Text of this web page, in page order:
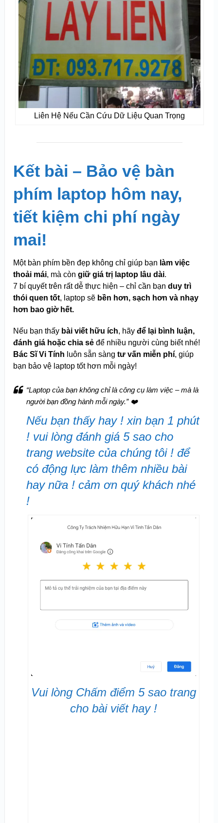
Liên Hệ Nếu Cần Cứu Dữ Liệu Quan Trọng
Kết bài – Bảo vệ bàn
phím laptop hôm nay,
tiết kiệm chi phí ngày
mai!
Một bàn phím bền đẹp không chỉ giúp bạn làm việc
thoải mái, mà còn giữ giá trị laptop lâu dài.
7 bí quyết trên rất dễ thực hiện – chỉ cần bạn duy trì
thói quen tốt, laptop sẽ bền hơn, sạch hơn và nhạy
hơn bao giờ hết.
Nếu bạn thấy bài viết hữu ích, hãy để lại bình luận,
đánh giá hoặc chia sẻđể nhiều người cùng biết nhé!
Bác Sĩ Vi Tính luôn sẵn sàng tư vấn miễn phí, giúp
bạn bảo vệ laptop tốt hơn mỗi ngày!
“Laptop của bạn không chỉ là công cụ làm việc – mà là
người bạn đồng hành mỗi ngày.”❤️
Nếu bạn thấy hay ! xin bạn 1 phút
! vui lòng đánh giá 5 sao cho
trang website của chúng tôi ! để
có động lực làm thêm nhiều bài
hay nữa ! cảm ơn quý khách nhé
!
Vui lòng Chấm điểm 5 sao trang
cho bài viết hay !